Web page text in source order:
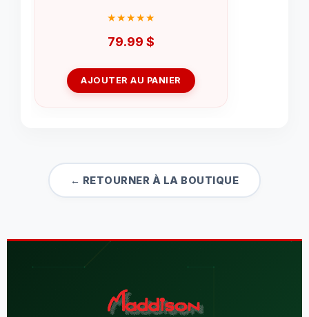
79.99 $
AJOUTER AU PANIER
← RETOURNER À LA BOUTIQUE